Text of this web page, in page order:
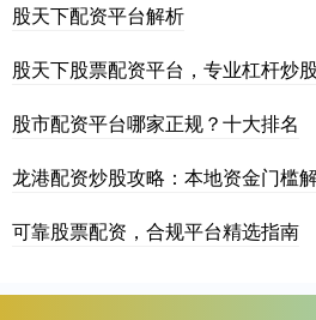
股天下配资平台解析
股天下股票配资平台，专业杠杆炒
股市配资平台哪家正规？十大排名
龙港配资炒股攻略：本地资金门槛
可靠股票配资，合规平台精选指南